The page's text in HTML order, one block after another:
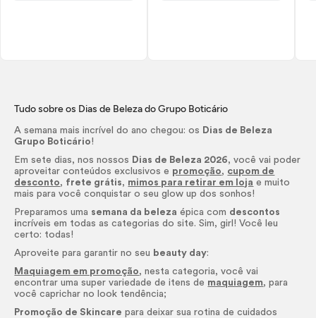
Tudo sobre os Dias de Beleza do Grupo Boticário
A semana mais incrível do ano chegou: os Dias de Beleza
Grupo Boticário!
Em sete dias, nos nossos Dias de Beleza 2026, você vai poder
aproveitar conteúdos exclusivos e promoção, cupom de
desconto, frete grátis, mimos para retirar em loja e muito
mais para você conquistar o seuglow up dos sonhos!
Preparamos uma semana da beleza épica com descontos
incríveis em todas as categorias do site. Sim, girl! Você leu
certo: todas!
Aproveite para garantir no seu beauty day:
Maquiagem em promoção, nesta categoria, você vai
encontrar uma super variedade de itens de maquiagem, para
você caprichar no look tendência;
Promoção deSkincare para deixar sua rotina de cuidados